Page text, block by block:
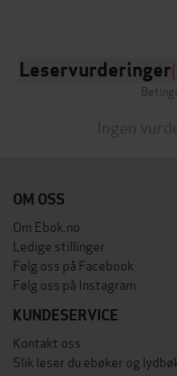
Leservurderinger
Ingen
OM OSS
Om Ebok.no
Ledige stillinger
Følg oss på Facebook
Følg oss på Instagram
KUNDESERVICE
Kontakt oss
Slik leser du ebøker og